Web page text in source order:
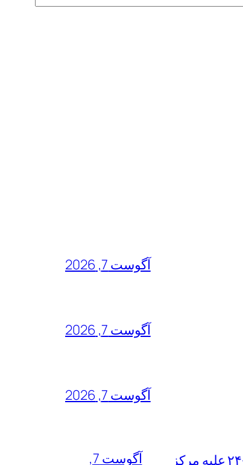
آگوست 7, 2026
آگوست 7, 2026
آگوست 7, 2026
خطرناک‌ترین مأموریت جنگ ۴۰ روزه به روایت معاون نیروی هوایی ارتش/ مأموریت ویژه سوخو-۲۴ علیه مرکز آگوست 7,